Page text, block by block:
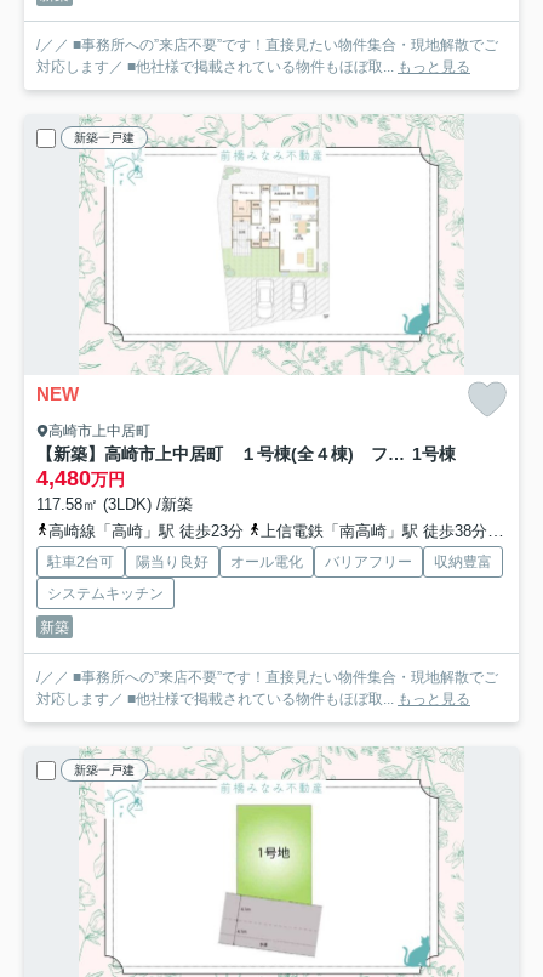
/／／ ■事務所への”来店不要”です！直接見たい物件集合・現地解散でご
対応します／ ■他社様で掲載されている物件もほぼ取...
もっと見る
新築一戸建
NEW
高崎市上中居町
【新築】高崎市上中居町 １号棟(全４棟) フェリディアガーデン 新築建売分譲 1号棟
4,480万円
117.58㎡ (3LDK) /新築
高崎線「高崎」駅 徒歩23分
上信電鉄「南高崎」駅 徒歩38分
駐車2台可 陽当り良好 オール電化 バリアフリー
収納豊富
システムキッチン
新築
/／／ ■事務所への”来店不要”です！直接見たい物件集合・現地解散でご
対応します／ ■他社様で掲載されている物件もほぼ取...
もっと見る
新築一戸建